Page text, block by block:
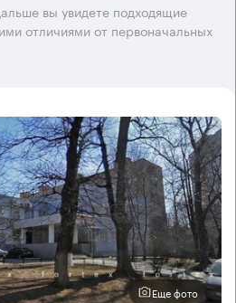
вы увидете подходящие
отличиями от первоначальных
Еще фото